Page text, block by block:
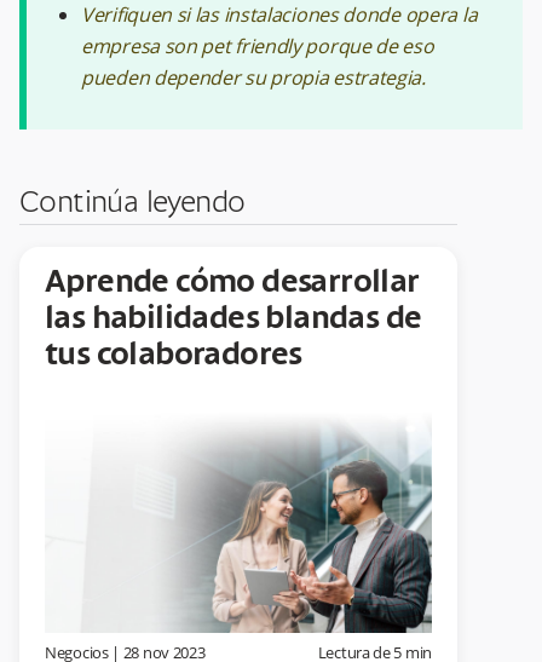
Verifiquen si las instalaciones donde opera la
empresa son pet friendly porque de eso
pueden depender su propia estrategia.
Continúa leyendo
Aprende cómo desarrollar
las habilidades blandas de
tus colaboradores
Negocios| 28 nov 2023 Lectura de5 min